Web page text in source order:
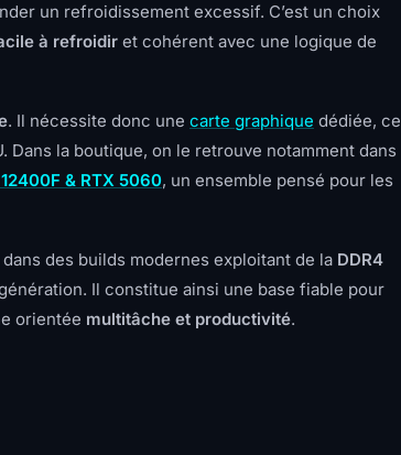
un refroidissement excessif. C’est un choix
à refroidir et cohérent avec une logique de
. Il nécessite donc une carte graphique dédiée, ce
Dans la boutique, on le retrouve notamment dans
& RTX 5060, un ensemble pensé pour les
des builds modernes exploitant de la DDR4
Il constitue ainsi une base fiable pour
orientée multitâche et productivité.